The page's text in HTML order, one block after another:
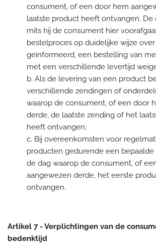
consument, of een door hem
laatste product heeft ontvangen. De
mits hij de consument hier
bestelproces op duidelijke wijze
geïnformeerd, een bestelling van
met een verschillende levertijd
b. Als de levering van een product
verschillende zendingen of
waarop de consument, of een door
derde, de laatste zending of het
heeft ontvangen;
c. Bij overeenkomsten voor
producten gedurende een bepaalde
de dag waarop de consument, of
aangewezen derde, het eerste
ontvangen.
Artikel 7-Verplichtingen van de
bedenktijd